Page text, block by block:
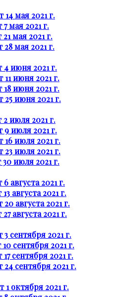
14 мая 2021 г.
7 мая 2021 г.
мая 2021 г.
28 мая 2021 г.
4 июня 2021 г.
11 июня 2021 г.
18 июня 2021 г.
25 июня 2021 г.
2 июля 2021 г.
9 июля 2021 г.
16 июля 2021 г.
23 июля 2021 г.
30 июля 2021 г.
августа 2021 г.
августа 2021 г.
августа 2021 г.
августа 2021 г.
3 сентября 2021 г.
10 сентября 2021 г.
сентября 2021 г.
24 сентября 2021 г.
1 октября 2021 г.